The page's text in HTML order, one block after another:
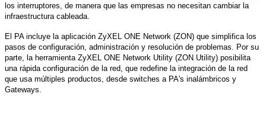
los interruptores, de manera que las empresas no necesitan cambiar la
infraestructura cableada.
El PA incluye la aplicación ZyXEL ONE Network (ZON) que simplifica los
pasos de configuración, administración y resolución de problemas. Por su
parte, la herramienta ZyXEL ONE Network Utility (ZON Utility) posibilita
una rápida configuración de la red, que redefine la integración de la red
que usa múltiples productos, desde switches a PA's inalámbricos y
Gateways.